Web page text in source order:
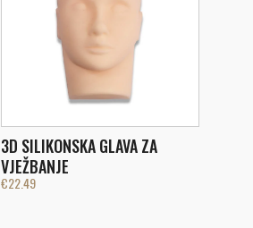
3D SILIKONSKA GLAVA ZA
VJEŽBANJE
€22.49